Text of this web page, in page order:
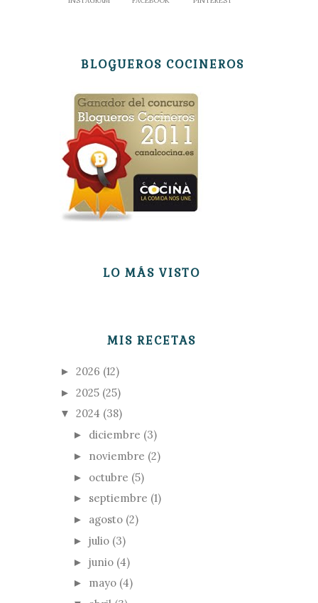
BLOGUEROS COCINEROS
LO MÁS VISTO
MIS RECETAS
► 2026 (12)
► 2025 (25)
▼ 2024 (38)
► diciembre (3)
► noviembre (2)
► octubre (5)
► septiembre (1)
► agosto (2)
► julio (3)
► junio (4)
► mayo (4)